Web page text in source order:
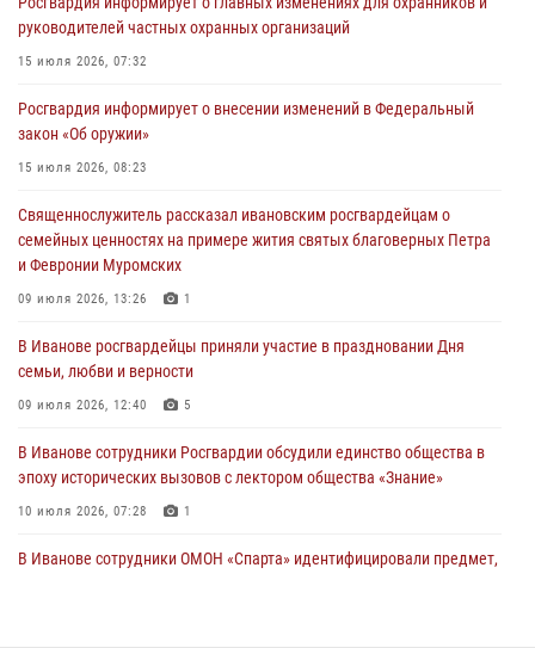
торжественных мероприятиях, посвященных празднованию Дня
Воздушно-десантных войск
02 августа 2026, 11:46
Мероприятия в рамках акции «Каникулы с Росгвардией»
продолжаются в Ивановской области
31 июля 2026, 11:08
В Ивановской области при содействии Росгвардии задержаны
подозреваемые в серии автомобильных краж
30 июля 2026, 12:41
празднования Дня Крещения Руси
руководителей частных охранных организаций
15 июля 2026, 07:32
Росгвардия информирует о внесении изменений в Федеральный
закон «Об оружии»
15 июля 2026, 08:23
Священнослужитель рассказал ивановским росгвардейцам о
семейных ценностях на примере жития святых благоверных Петра
и Февронии Муромских
09 июля 2026, 13:26 1
В Иванове росгвардейцы приняли участие в праздновании Дня
семьи, любви и верности
09 июля 2026, 12:40 5
В Иванове сотрудники Росгвардии обсудили единство общества в
эпоху исторических вызовов с лектором общества «Знание»
10 июля 2026, 07:28 1
В Иванове сотрудники ОМОН «Спарта» идентифицировали предмет,